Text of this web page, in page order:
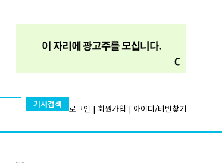
기사검색 로그인 | 회원가입 | 아이디/비번찾기